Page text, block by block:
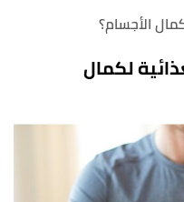
الأجسام؟
لكمال